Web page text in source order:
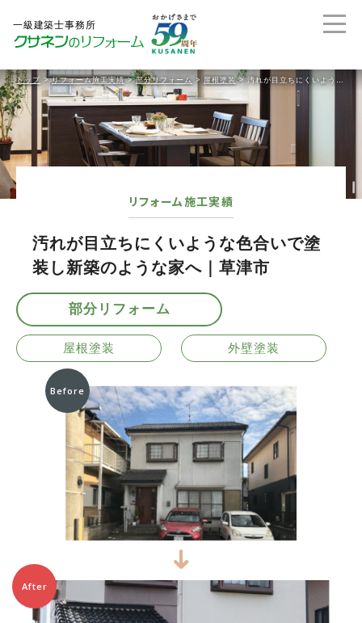
トップ >リフォーム施工実績>部分リフォーム > 屋根塗装>汚れが目立ちにくいような色合いで塗装し新築のような家へ｜草津市
リフォーム施工実績
汚れが目立ちにくいような色合いで塗
装し新築のような家へ｜草津市
部分リフォーム
屋根塗装 外壁塗装
Before
After